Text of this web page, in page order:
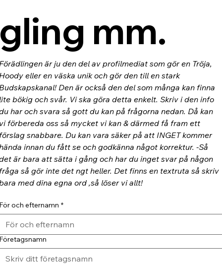
mm.
är ju den del av profilmediat som gör en Tröja,
eller en väska unik och gör den till en stark
Den är också den del som många kan finna
bökig och svår. Vi ska göra detta enkelt. Skriv i den info
har och svara så gott du kan på frågorna nedan. Då kan
förbereda oss så mycket vi kan & därmed få fram ett
snabbare. Du kan vara säker på att INGET kommer
innan du fått se och godkänna något korrektur. -Så
är bara att sätta i gång och har du inget svar på någon
så gör inte det ngt heller. Det finns en textruta så skriv
med dina egna ord ,så löser vi allt!
och efternamn *